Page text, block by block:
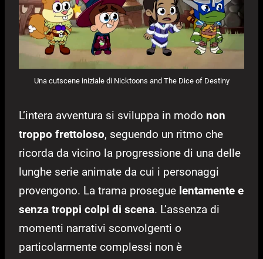
Una cutscene iniziale di Nicktoons and The Dice of Destiny
L’intera avventura si sviluppa in modo non
troppo frettoloso, seguendo un ritmo che
ricorda da vicino la progressione di una delle
lunghe serie animate da cui i personaggi
provengono. La trama prosegue lentamente e
senza troppi colpi di scena. L’assenza di
momenti narrativi sconvolgenti o
particolarmente complessi non è